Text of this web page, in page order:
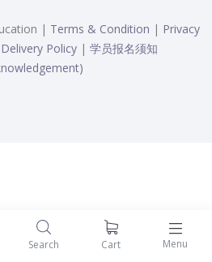
Search Cart Menu
| Terms & Condition | Privacy
Policy| 学员报名须知